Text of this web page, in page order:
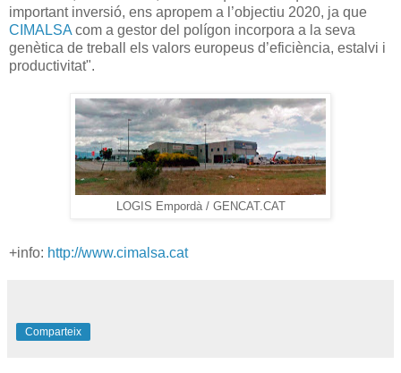
important inversió, ens apropem a l’objectiu 2020, ja que
CIMALSA com a gestor del polígon incorpora a la seva
genètica de treball els valors europeus d’eficiència, estalvi i
productivitat".
LOGIS Empordà / GENCAT.CAT
+info: http://www.cimalsa.cat
Comparteix